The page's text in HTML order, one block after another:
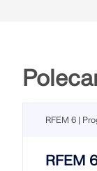
RFEM 6 |
RFEM 6